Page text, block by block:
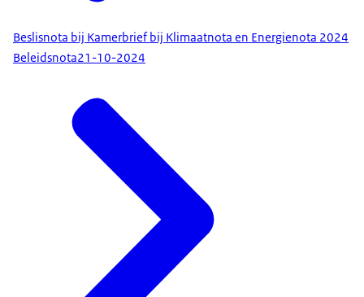
Beslisnota bij Kamerbrief bij Klimaatnota en Energienota 2024
Beleidsnota21-10-2024